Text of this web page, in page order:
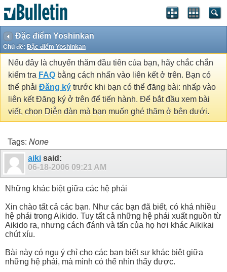
Đặc điểm Yoshinkan
Chủ đề: Đặc điểm Yoshinkan
Nếu đây là chuyến thăm đầu tiên của bạn, hãy chắc chắn
kiểm tra FAQ bằng cách nhấn vào liên kết ở trên. Bạn có
thể phải Đăng ký trước khi bạn có thể đăng bài: nhấp vào
liên kết Đăng ký ở trên để tiến hành. Để bắt đầu xem bài
viết, chọn Diễn đàn mà bạn muốn ghé thăm ở bên dưới.
Tags: None
aiki said:
06-18-2006 09:21 AM
Những khác biệt giữa các hệ phái
Xin chào tất cả các bạn. Như các bạn đã biết, có khá nhiều
hệ phái trong Aikido. Tuy tất cả những hệ phái xuất nguồn từ
Aikido ra, nhưng cách đánh và tấn của họ hơi khác Aikikai
chút xíu.
Bài này có ngụ ý chỉ cho các bạn biết sự khác biệt giữa
những hệ phái, mà mình có thể nhìn thấy được.